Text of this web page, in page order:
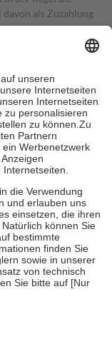
als Zuzahlung
Höhe von zehn
als die tatsächlichen
Apotheken.
beträgt die
Euro je
Gesundheit zu
zu unterstützen,
18. Lebensjahr
die von der
Bewertungen